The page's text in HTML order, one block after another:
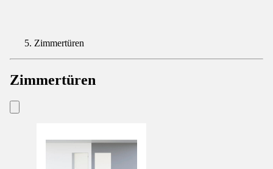
Zimmertüren
Zimmertüren